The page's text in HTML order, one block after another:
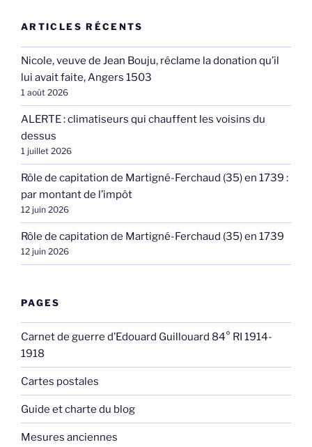
ARTICLES RÉCENTS
Nicole, veuve de Jean Bouju, réclame la donation qu’il
lui avait faite, Angers 1503
1 août 2026
ALERTE : climatiseurs qui chauffent les voisins du
dessus
1 juillet 2026
Rôle de capitation de Martigné-Ferchaud (35) en 1739 :
par montant de l’impôt
12 juin 2026
Rôle de capitation de Martigné-Ferchaud (35) en 1739
12 juin 2026
PAGES
Carnet de guerre d’Edouard Guillouard 84° RI 1914-
1918
Cartes postales
Guide et charte du blog
Mesures anciennes